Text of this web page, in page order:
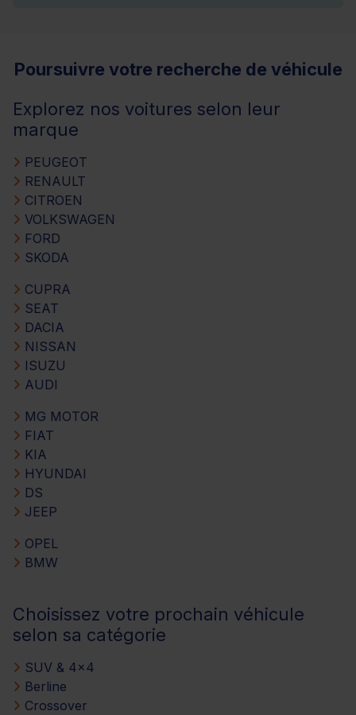
Poursuivre votre recherche de véhicule
Explorez nos voitures selon leur
marque
PEUGEOT
RENAULT
CITROEN
VOLKSWAGEN
FORD
SKODA
CUPRA
SEAT
DACIA
NISSAN
ISUZU
AUDI
MG MOTOR
FIAT
KIA
HYUNDAI
DS
JEEP
OPEL
BMW
Choisissez votre prochain véhicule
selon sa catégorie
SUV & 4x4
Berline
Crossover